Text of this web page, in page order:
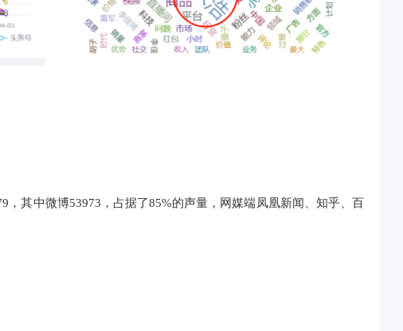
，其中微博53973，占据了85%的声量，网媒端凤凰新闻、知乎、百